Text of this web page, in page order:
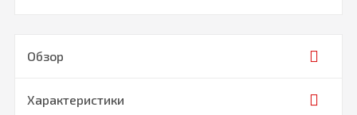
Обзор
Характеристики